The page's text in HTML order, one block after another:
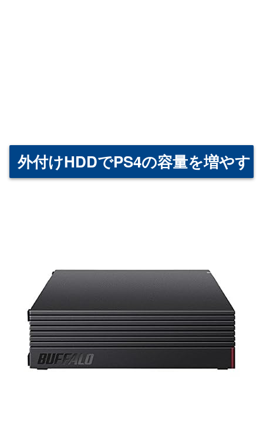
外付けHDDでPS4の容量を増やす